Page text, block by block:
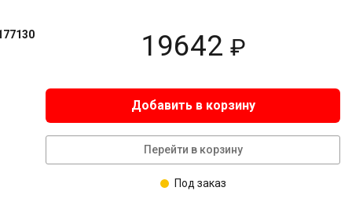
19642 ₽
Добавить в корзину
Перейти в корзину
Под заказ